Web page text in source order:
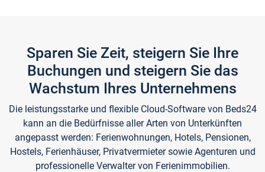
Sparen Sie Zeit, steigern Sie Ihre
Buchungen und steigern Sie das
Wachstum Ihres Unternehmens
Die leistungsstarke und flexible Cloud-Software von Beds24
kann an die Bedürfnisse aller Arten von Unterkünften
angepasst werden: Ferienwohnungen, Hotels, Pensionen,
Hostels, Ferienhäuser, Privatvermieter sowie Agenturen und
professionelle Verwalter von Ferienimmobilien.